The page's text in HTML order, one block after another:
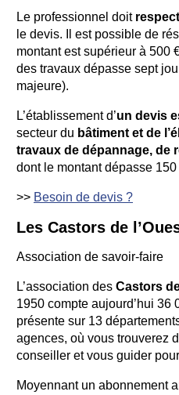
Le professionnel doit
le devis. Il est possible de
montant est supérieur à 500
des travaux dépasse sept
majeure).
L’établissement d’un devis
secteur du bâtiment et de
travaux de dépannage, de
dont le montant dépasse 150
>> Besoin de devis ?
Les Castors de
Association de savoir-faire
L’association des Castors
1950 compte aujourd’hui 36
présente sur 13
agences, où vous trouverez
conseiller et vous guider
Moyennant un abonnement